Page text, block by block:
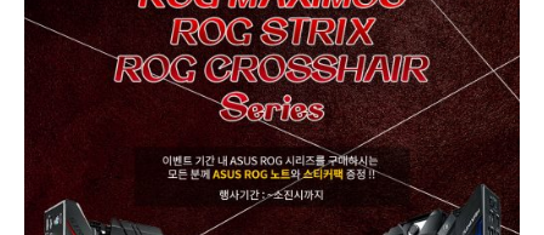
ASUS
ROG
시
리
즈
메
인
보
드